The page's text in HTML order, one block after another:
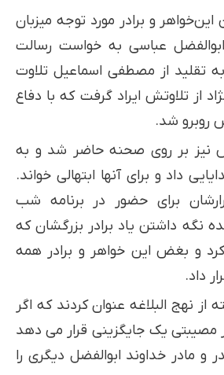
و برادر مورد‌ توجه میزبان
عباسی به خواست رسالت
تقلید از مصطفی اسماعیل تلاوت
از تلاوتش ایراد گرفت که با دفاع
روبرو شد.
نیز بر روی صحنه حاضر شد و به
داد و برای آنها ابتهالی خواند.
برای حضور در برنامه شب
نگه داشتن یاد برادر بزرگشان که
کرد و بغض این خواهر و برادر همه
داد.
از نهج البلاغه عنوان کردند که اگر
مصیبتی یک جایگزینی قرار می دهد
و مادر خداوند ابوالفضل دیگری را